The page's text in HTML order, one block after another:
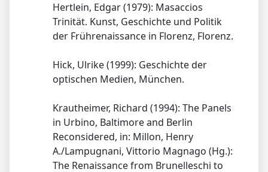
Hertlein, Edgar (1979): Masaccios
Trinität. Kunst, Geschichte und Politik
der Frührenaissance in Florenz, Florenz.
Hick, Ulrike (1999): Geschichte der
optischen Medien, München.
Krautheimer, Richard (1994): The Panels
in Urbino, Baltimore and Berlin
Reconsidered, in: Millon, Henry
A./Lampugnani, Vittorio Magnago (Hg.):
The Renaissance from Brunelleschi to